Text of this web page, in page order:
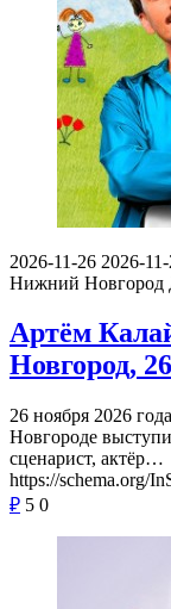
2026-11-26 2026-
Нижний Новгород
Артём
Новгород,
26 ноября 2026
Новгороде
сценарист, актёр…
https://schema.org/
₽ 5 0